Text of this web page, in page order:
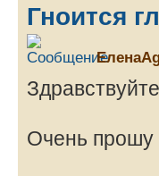
Гноится
Очень прошу